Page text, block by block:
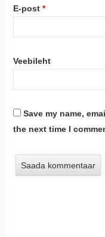
E-post *
Veebileht
Save my name,
the next time I